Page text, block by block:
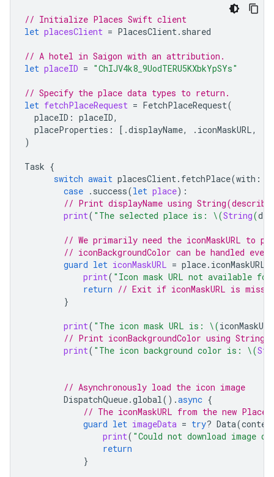
// Initialize Places Swift client
let placesClient = PlacesClient. shared
// A hotel in Saigon with an attribution.
let placeID = "ChIJV4k8_9UodTERU5KXbkYpSYs"
// Specify the place data types to return.
let fetchPlaceRequest = FetchPlaceRequest(
placeID : placeID,
placeProperties : [.displayName, . iconMaskURL,
)
Task {
switch await placesClient. fetchPlace(with :
case . success(let place):
// Print displayName using
print( "The selected place is: \(String(
// We primarily need the iconMaskURL to
// iconBackgroundColor can be handled
guard let iconMaskURL = place. iconMaskURL
print( "Icon mask URL not available
return // Exit if iconMaskURL is
}
print( "The icon mask URL is: \(iconMaskURL
// Print iconBackgroundColor using
print( "The icon background color is: \(
// Asynchronously load the icon image
DispatchQueue.global().async {
// The iconMaskURL from the new
guard let imageData = try? Data(
print( "Could not download image
return
}